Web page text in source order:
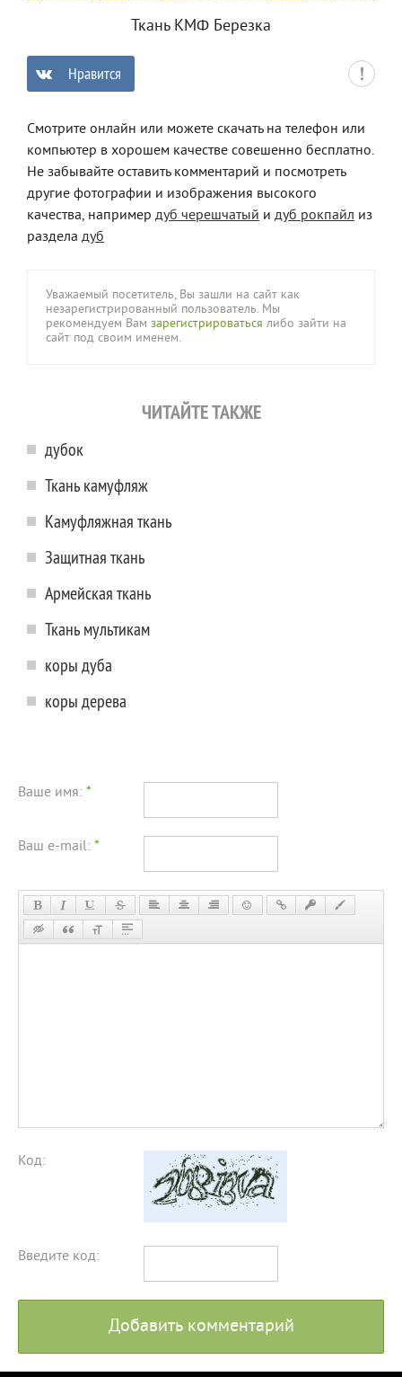
Ткань КМФ Березка
Нравится
Смотрите онлайн или можете скачать на телефон или
компьютер в хорошем качестве совешенно бесплатно.
Не забывайте оставить комментарий и посмотреть
другие фотографии и изображения высокого
качества, например дуб черешчатый и дуб рокпайл из
раздела дуб
Уважаемый посетитель, Вы зашли на сайт как
незарегистрированный пользователь. Мы
рекомендуем Вам зарегистрироваться либо зайти на
сайт под своим именем.
ЧИТАЙТЕ ТАКЖЕ
дубок
Ткань камуфляж
Камуфляжная ткань
Защитная ткань
Армейская ткань
Ткань мультикам
коры дуба
коры дерева
Ваше имя: *
Ваш e-mail: *
Код:
Введите код:
Добавить комментарий